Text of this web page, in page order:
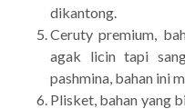
dikantong.
Ceruty premium,
agak licin tapi
pashmina, bahan ini
Plisket, bahan yang